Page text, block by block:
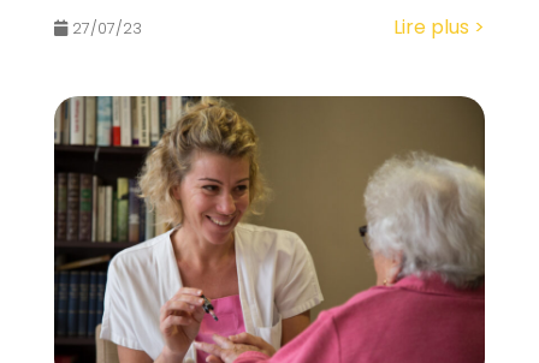
27/07/23 Lire plus >